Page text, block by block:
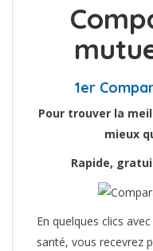
1er
Pour trouver la
mieux
Rapide,
En quelques clics
santé, vous recevrez